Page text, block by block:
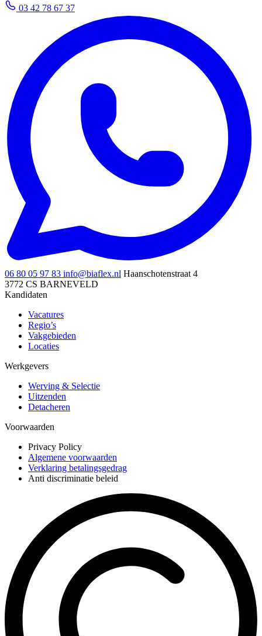
03 42 78 67 37
06 80 05 97 83 info@biaflex.nl Haanschotenstraat 4
3772 CS BARNEVELD
Kandidaten
Vacatures
Regio’s
Vakgebieden
Locaties
Werkgevers
Werving & Selectie
Uitzenden
Detacheren
Voorwaarden
Privacy Policy
Algemene voorwaarden
Verklaring betalingsgedrag
Anti discriminatie beleid